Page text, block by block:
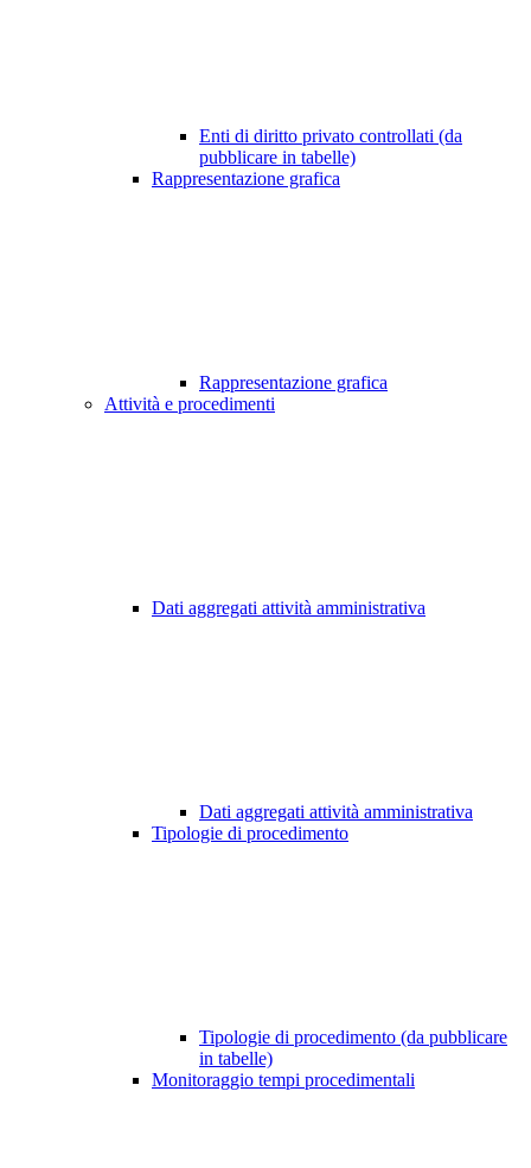
Enti di diritto privato controllati (da
pubblicare in tabelle)
Rappresentazione grafica
Rappresentazione grafica
Attività e procedimenti
Dati aggregati attività amministrativa
Dati aggregati attività amministrativa
Tipologie di procedimento
Tipologie di procedimento (da pubblicare
in tabelle)
Monitoraggio tempi procedimentali